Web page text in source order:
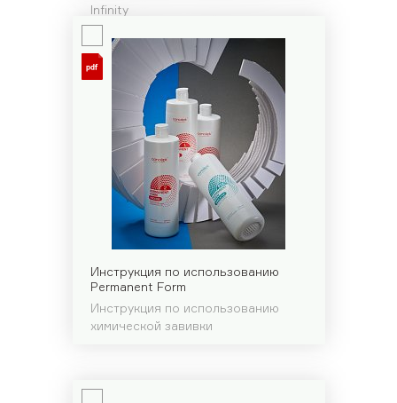
Infinity
Инструкция по использованию
Permanent Form
Инструкция по использованию
химической завивки